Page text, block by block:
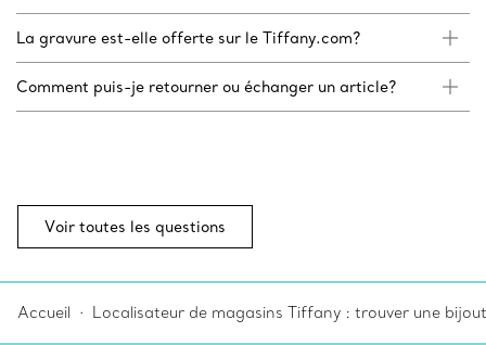
La gravure est-elle offerte sur le Tiffany.com?
Comment puis-je retourner ou échanger un article?
Voir toutes les questions
Accueil Localisateur de magasins Tiffany : trouver une